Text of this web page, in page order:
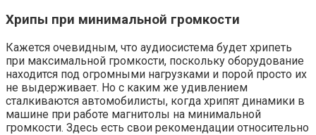
Хрипы при минимальной громкости
Кажется очевидным, что аудиосистема будет хрипеть
при максимальной громкости, поскольку оборудование
находится под огромными нагрузками и порой просто их
не выдерживает. Но с каким же удивлением
сталкиваются автомобилисты, когда хрипят динамики в
машине при работе магнитолы на минимальной
громкости. Здесь есть свои рекомендации относительно